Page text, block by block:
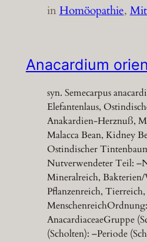
inHomöopathie,
Anacardium
syn. Semecarpus
Elefantenlaus,
Anakardien-Herznuß,
Malacca Bean, Kidney
Ostindischer
Nutverwendeter Teil:
Mineralreich,
Pflanzenreich, Tierreich,
AnacardiaceaeGruppe
(Scholten): –Periode